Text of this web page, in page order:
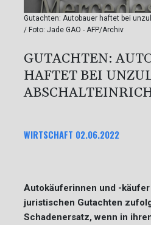
Gutachten: Autobauer haftet bei
/ Foto: Jade GAO - AFP/Archiv
GUTACHTEN:
HAFTET BEI
WIRTSCHAFT 02.06.2022
Autokäuferinnen und -
juristischen Gutachten
Schadenersatz, wenn in